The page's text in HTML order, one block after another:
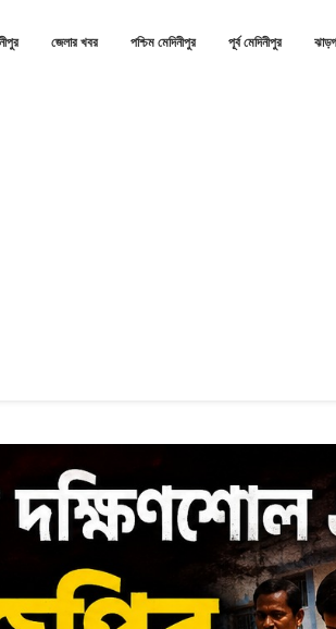
জেলার খবর পশ্চিম মেদিনীপুর পূর্ব মেদিনীপুর